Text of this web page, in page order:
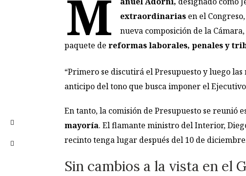
M
extraordinarias en el
nueva composición de la
paquete de reformas laborales, penales y
“Primero se discutirá el Presupuesto y luego
anticipo del tono que busca imponer el
En tanto, la comisión de Presupuesto se reunió
mayoría. El flamante ministro del Interior,
recinto tenga lugar después del 10 de
Sin cambios a la vista en el